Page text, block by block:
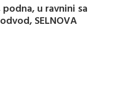
podna, u ravnini sa
SELNOVA